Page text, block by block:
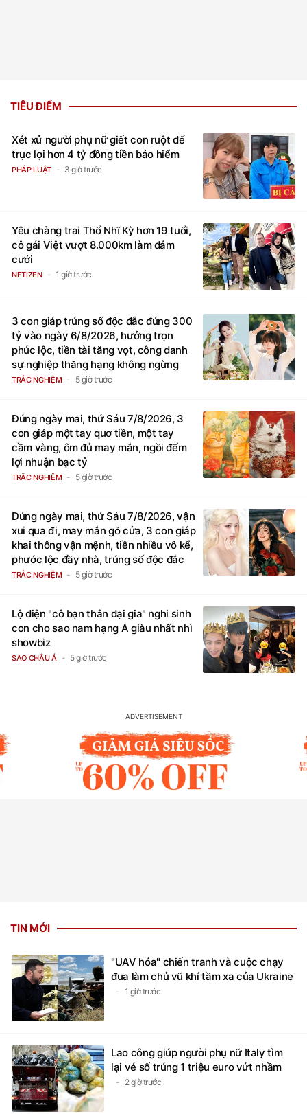
TIÊU ĐIỂM
Xét xử người phụ nữ giết con ruột để
trục lợi hơn 4 tỷ đồng tiền bảo hiểm
PHÁP LUẬT 3 giờ trước
Yêu chàng trai Thổ Nhĩ Kỳ hơn 19 tuổi,
cô gái Việt vượt 8.000km làm đám
cưới
NETIZEN 1 giờ trước
3 con giáp trúng số độc đắc đúng 300
tỷ vào ngày 6/8/2026, hưởng trọn
phúc lộc, tiền tài tăng vọt, công danh
sự nghiệp thăng hạng không ngừng
TRẮC NGHIỆM 5 giờ trước
Đúng ngày mai, thứ Sáu 7/8/2026, 3
con giáp một tay quơ tiền, một tay
cầm vàng, ôm đủ may mắn, ngồi đếm
lợi nhuận bạc tỷ
TRẮC NGHIỆM 5 giờ trước
Đúng ngày mai, thứ Sáu 7/8/2026, vận
xui qua đi, may mắn gõ cửa, 3 con giáp
khai thông vận mệnh, tiền nhiều vô kể,
phước lộc đầy nhà, trúng số độc đắc
TRẮC NGHIỆM 5 giờ trước
Lộ diện "cô bạn thân đại gia" nghi sinh
con cho sao nam hạng A giàu nhất nhì
showbiz
SAO CHÂU Á 5 giờ trước
TIN MỚI
"UAV hóa" chiến tranh và cuộc chạy
đua làm chủ vũ khí tầm xa của Ukraine
1 giờ trước
Lao công giúp người phụ nữ Italy tìm
lại vé số trúng 1 triệu euro vứt nhầm
2 giờ trước